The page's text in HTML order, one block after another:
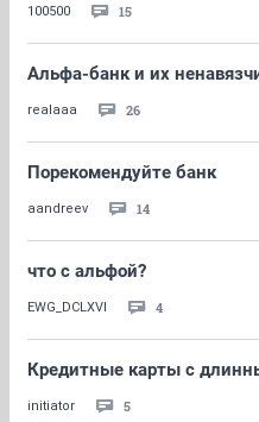
100500 15
Альфа-банк и их
realaaa 26
Порекомендуйте банк
aandreev 14
что с альфой?
EWG_DCLXVI 4
Кредитные карты с
initiator 5